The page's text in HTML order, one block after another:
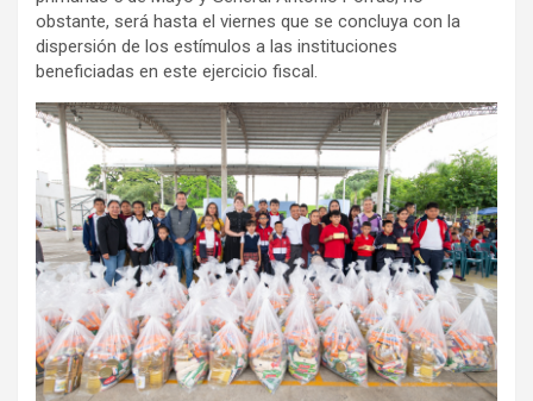
obstante, será hasta el viernes que se concluya con la
dispersión de los estímulos a las instituciones
beneficiadas en este ejercicio fiscal.